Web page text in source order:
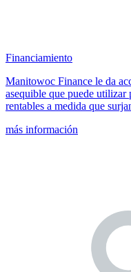
Financiamiento
Manitowoc Finance le da
asequible que puede utilizar
rentables a medida que
más información